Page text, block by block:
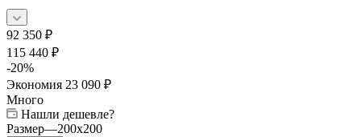
92 350 ₽
115 440 ₽
-20%
Экономия 23 090 ₽
Много
Нашли дешевле?
Размер—200x200